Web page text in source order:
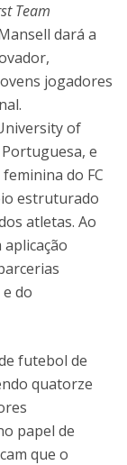
Team
dará a
jogadores
of
e
do FC
estruturado
atletas. Ao
do
futebol de
quatorze
papel de
que o